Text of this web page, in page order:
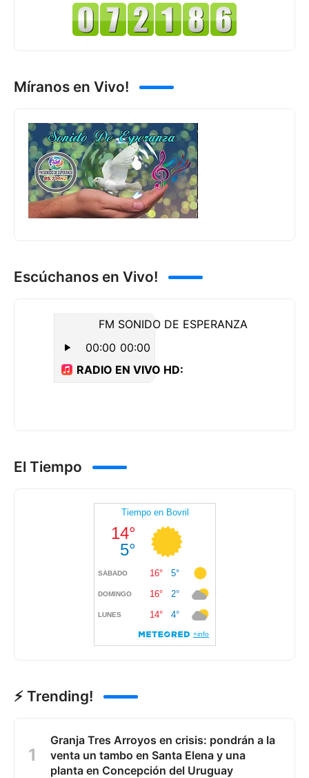
Míranos en Vivo!
Escúchanos en Vivo!
El Tiempo
⚡ Trending!
Granja Tres Arroyos en crisis: pondrán a la
venta un tambo en Santa Elena y una
planta en Concepción del Uruguay